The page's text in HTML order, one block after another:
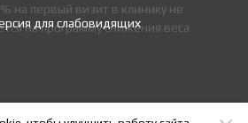
для слабовидящих
на первый визит в клинику не
на программу снижения веса